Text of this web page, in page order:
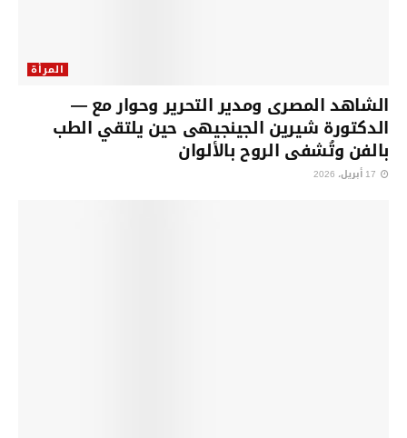
المرأة
الشاهد المصرى ومدير التحرير وحوار مع —
الدكتورة شيرين الجينجيهى حين يلتقي الطب
بالفن وتُشفى الروح بالألوان